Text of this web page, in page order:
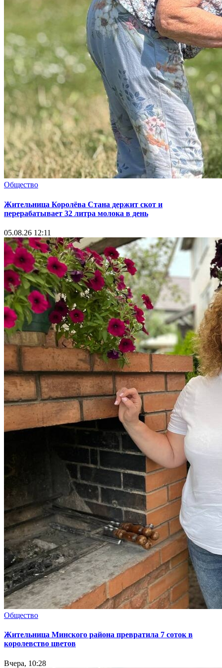
Общество
Жительница Королёва Стана держит скот и
перерабатывает 32 литра молока в день
05.08.26 12:11
Общество
Жительница Минского района превратила 7 соток в
королевство цветов
Вчера, 10:28